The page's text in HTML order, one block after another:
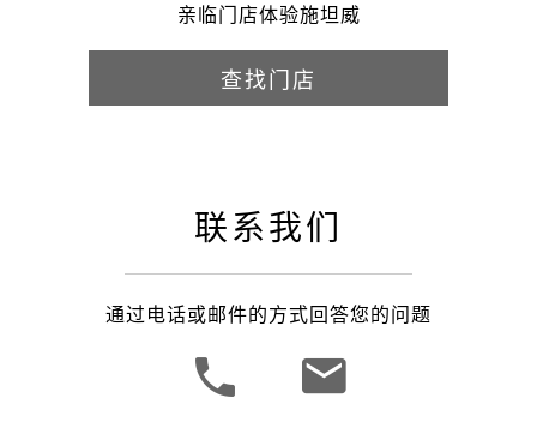
亲临门店体验施坦威
查找门店
联系我们
通过电话或邮件的方式回答您的问题